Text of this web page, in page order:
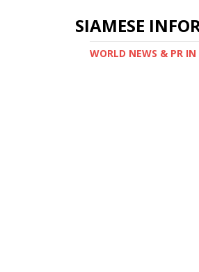
SIAMESE
WORLD NEWS & PR